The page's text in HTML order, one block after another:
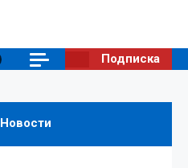
Подписка
Новости